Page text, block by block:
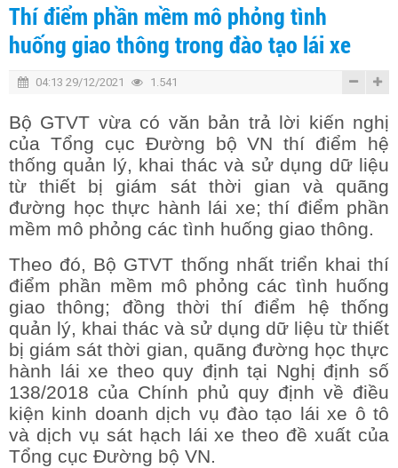
Thí điểm phần mềm mô phỏng tình
huống giao thông trong đào tạo lái xe
04:13 29/12/2021 1.541
Bộ GTVT vừa có văn bản trả lời kiến nghị
của Tổng cục Đường bộ VN thí điểm hệ
thống quản lý, khai thác và sử dụng dữ liệu
từ thiết bị giám sát thời gian và quãng
đường học thực hành lái xe; thí điểm phần
mềm mô phỏng các tình huống giao thông.
Theo đó, Bộ GTVT thống nhất triển khai thí
điểm phần mềm mô phỏng các tình huống
giao thông; đồng thời thí điểm hệ thống
quản lý, khai thác và sử dụng dữ liệu từ thiết
bị giám sát thời gian, quãng đường học thực
hành lái xe theo quy định tại Nghị định số
138/2018 của Chính phủ quy định về điều
kiện kinh doanh dịch vụ đào tạo lái xe ô tô
và dịch vụ sát hạch lái xe theo đề xuất của
Tổng cục Đường bộ VN.